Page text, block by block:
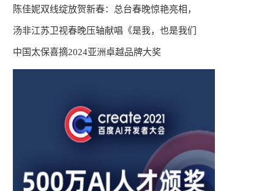
陈佳妮双线绽放贺新春：总台春晚惊艳亮相，
汤非江苏卫视春晚压轴献唱《是我，也是我们
中国太保喜摘2024亚洲卓越品牌大奖